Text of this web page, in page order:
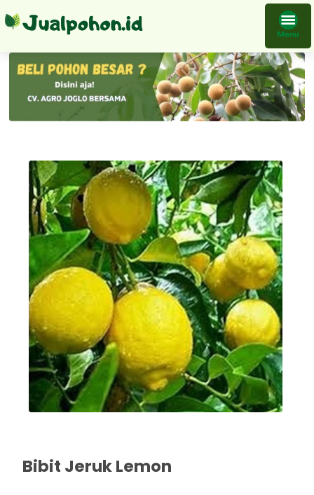
Bibit Tanaman Jeruk Lemon California Buah Cepat Berbuah Import Okulasi Tambulapot Harga Bersahabat
Bibit Jeruk Lemon